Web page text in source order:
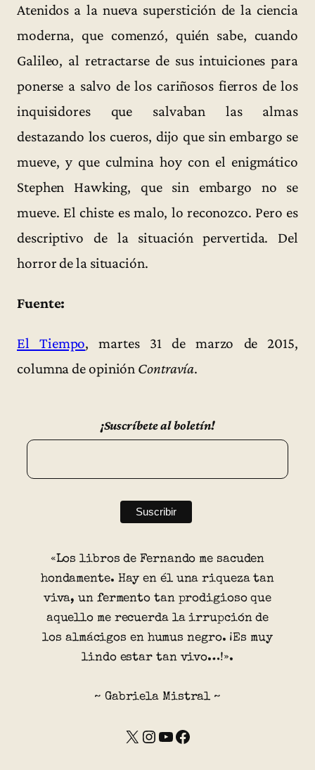
Atenidos a la nueva superstición de la ciencia
moderna, que comenzó, quién sabe, cuando
Galileo, al retractarse de sus intuiciones para
ponerse a salvo de los cariñosos fierros de los
inquisidores que salvaban las almas
destazando los cueros, dijo que sin embargo se
mueve, y que culmina hoy con el enigmático
Stephen Hawking, que sin embargo no se
mueve. El chiste es malo, lo reconozco. Pero es
descriptivo de la situación pervertida. Del
horror de la situación.
Fuente:
El Tiempo, martes 31 de marzo de 2015,
columna de opinión Contravía.
¡Suscríbete al boletín!
«Los libros de Fernando me sacuden
hondamente. Hay en él una riqueza tan
viva, un fermento tan prodigioso que
aquello me recuerda la irrupción de
los almácigos en humus negro. ¡Es muy
lindo estar tan vivo…!».
~ Gabriela Mistral ~
X Instagram YouTube Facebook